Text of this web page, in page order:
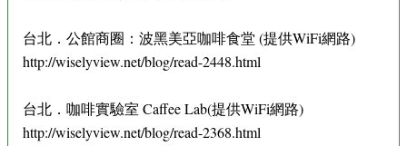
台北．公館商圈：波黑美亞咖啡食堂 (提供WiFi網路)
http://wiselyview.net/blog/read-2448.html
台北．咖啡實驗室 Caffee Lab(提供WiFi網路)
http://wiselyview.net/blog/read-2368.html